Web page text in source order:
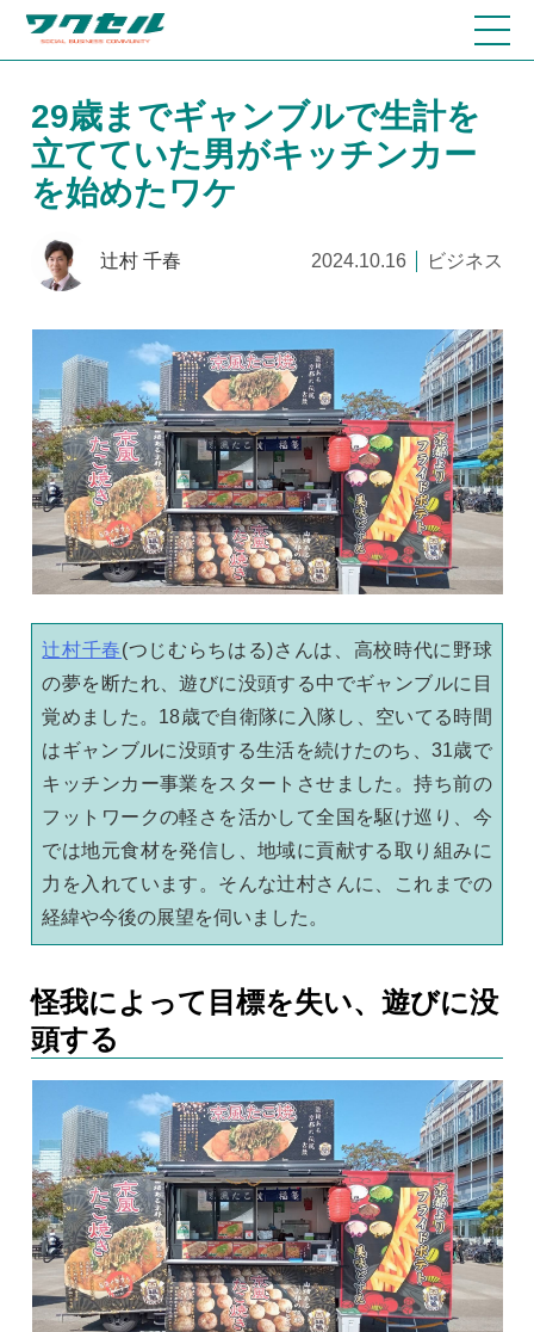
29歳までギャンブルで生計を
立てていた男がキッチンカー
を始めたワケ
辻村 千春 2024.10.16 ビジネス
辻村千春(つじむらちはる)さんは、高校時代に野球
の夢を断たれ、遊びに没頭する中でギャンブルに目
覚めました。18歳で自衛隊に入隊し、空いてる時間
はギャンブルに没頭する生活を続けたのち、31歳で
キッチンカー事業をスタートさせました。持ち前の
フットワークの軽さを活かして全国を駆け巡り、今
では地元食材を発信し、地域に貢献する取り組みに
力を入れています。そんな辻村さんに、これまでの
経緯や今後の展望を伺いました。
怪我によって目標を失い、遊びに没
頭する